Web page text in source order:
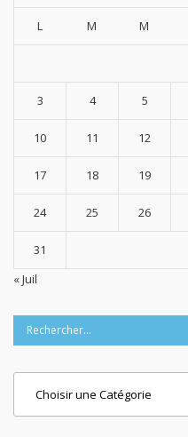
L M M
3 4 5
10 11 12
17 18 19
24 25 26
31
« Juil